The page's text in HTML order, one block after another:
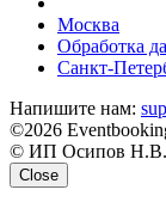
Москва
Обработка
Санкт-
Напишите нам:
©2026
© ИП Осипов Н.В.
Close